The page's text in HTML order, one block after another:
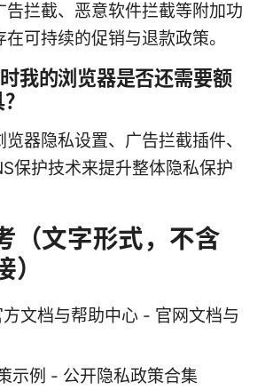
告拦截、恶意软件拦截等附加功
可持续的促销与退款政策。
我的浏览器是否还需要额
器隐私设置、广告拦截插件、
保护技术来提升整体隐私保护
（文字形式，不含
文档与帮助中心 - 官网文档与
示例 - 公开隐私政策合集